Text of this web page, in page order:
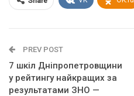
PREV POST
7 шкіл Дніпропетровщини
у рейтингу найкращих за
результатами ЗНО —